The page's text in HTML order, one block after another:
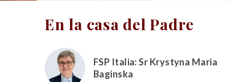
En la casa del Padre
FSP Italia: Sr Krystyna Maria
Baginska